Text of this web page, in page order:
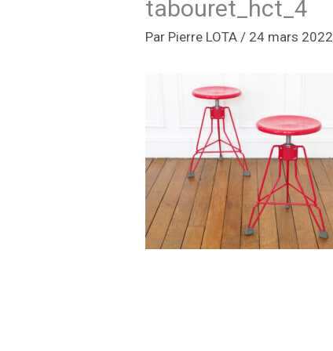
tabouret_hct_4
Par Pierre LOTA / 24 mars 2022